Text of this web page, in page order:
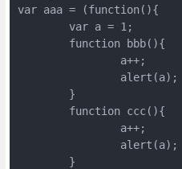
var aaa = (function(){
        var a = 1;
        function bbb(){
                a++;
                alert(a);
        }
        function ccc(){
                a++;
                alert(a);
        }